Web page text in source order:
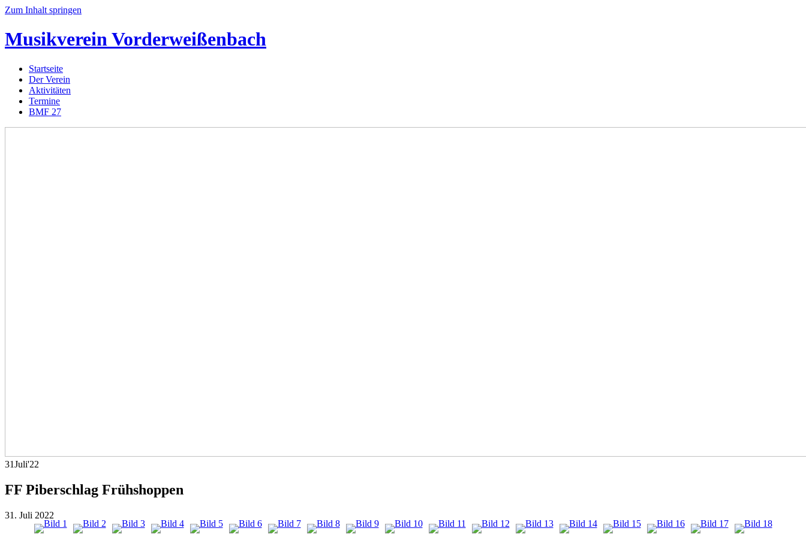
Zum Inhalt springen
MusikvereinVorderweißenbach
Startseite
Der Verein
Aktivitäten
Termine
BMF 27
31Juli'22
FF Piberschlag Frühshoppen
31. Juli 2022